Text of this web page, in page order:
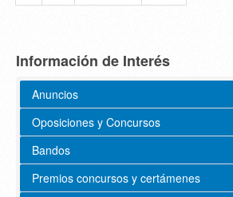
Información de Interés
Anuncios
Oposiciones y Concursos
Bandos
Premios concursos y certámenes